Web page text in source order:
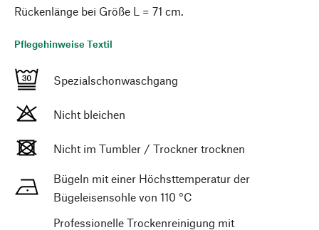
Rückenlänge bei Größe L = 71 cm.
Pflegehinweise Textil
Spezialschonwaschgang
Nicht bleichen
Nicht im Tumbler / Trockner trocknen
Bügeln mit einer Höchsttemperatur der
Bügeleisensohle von 110 °C
Professionelle Trockenreinigung mit